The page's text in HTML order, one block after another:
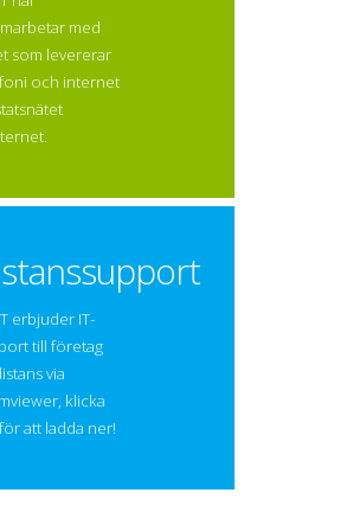
med
som levererar
och internet
erbjuder IT-
till företag
via
klicka
att ladda ner!